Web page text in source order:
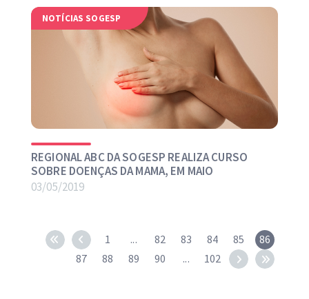
NOTÍCIAS SOGESP
REGIONAL ABC DA SOGESP REALIZA CURSO
SOBRE DOENÇAS DA MAMA, EM MAIO
03/05/2019
1 ... 82 83 84 85
86
87
88 89 90 ... 102